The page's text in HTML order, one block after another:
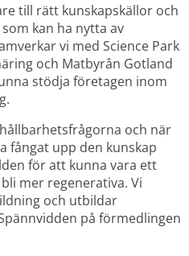
till rätt kunskapskällor och
kan ha nytta av
vi med Science Park
och Matbyrån Gotland
stödja företagen inom
och när
fångat upp den kunskap
för att kunna vara ett
mer regenerativa. Vi
och utbildar
på förmedlingen